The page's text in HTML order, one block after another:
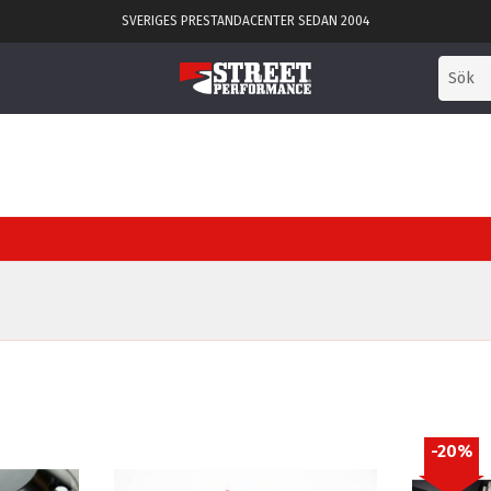
SVERIGES PRESTANDACENTER SEDAN 2004
20%